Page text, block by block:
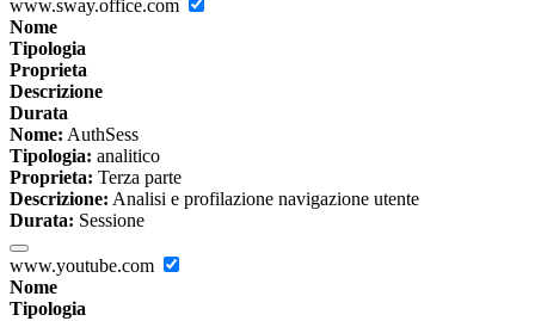
www.sway.office.com
Nome
Tipologia
Proprieta
Descrizione
Durata
Nome: AuthSess
Tipologia: analitico
Proprieta: Terza parte
Descrizione: Analisi e profilazione navigazione utente
Durata: Sessione
www.youtube.com
Nome
Tipologia